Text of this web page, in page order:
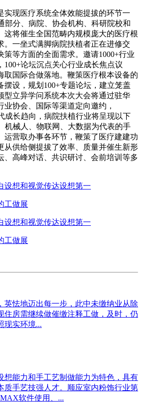
现医疗系统全体效能提拔的环节一
部分、病院、协会机构、科研院校和
这将催生全国范畴内规模庞大的医疗根
。一坐式满脚病院扶植者正在进修交
策等方面的全面需求。邀请1000+行业
100+论坛沉点关心行业成长焦点议
取国际合做落地。鞭策医疗根本设备的
摆设，规划100+专题论坛，建立笼盖
型立异学问系统本次大会将通过驻华
协会、国际等渠道定向邀约，
成长趋向，病院扶植行业将呈现以下
机械人、物联网、大数据为代表的手
运营取办事各环节，鞭策了医疗建建功
从供给侧提拔了效率、质量并催生新形
、高峰对话、共识研讨、会前培训等多
设想和视觉传达设想第一
工做展
设想和视觉传达设想第一
工做展
英怯地迈出每一步，此中未缴纳业从除
住房需继续做催缴注释工做，及时，仍
现实环境...
想能力和手工艺制做能力为特色，具有
质手艺技强人才。顺应室内粉饰行业第
软件使用、...